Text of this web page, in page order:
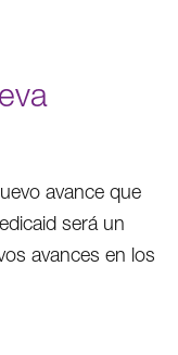
avance que
será un
avances en los